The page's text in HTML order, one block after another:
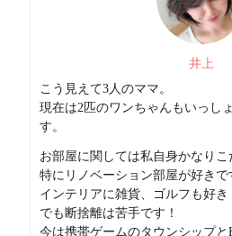
リビングは１３帖とかなり広いの
お部屋の広さだけでなく
設備も充実で追い焚き機能や３口の
リバーシブルディンプルキーや
ハンズフリーシステムも採用で
防犯対策も完璧
井上
こう見えて3人のママ。
現在は2匹のワンちゃんもいっし
す。
お部屋に関しては私自身かなりこ
特にリノベーション部屋が好きで
インテリアに雑貨、ゴルフも好き
でも断捨離は苦手です！
今は携帯ゲームのタウンシップと